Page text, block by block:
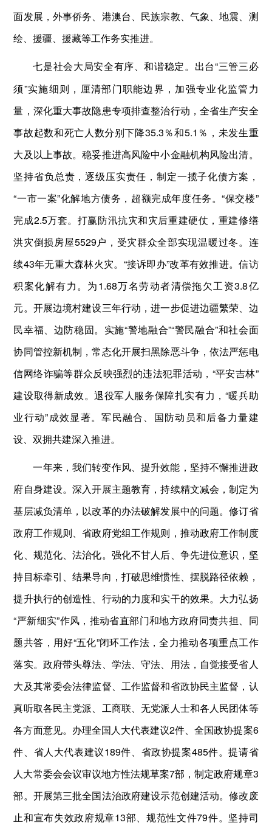
面发展，外事侨务、港澳台、民族宗教、气象、地震、测
绘、援疆、援藏等工作务实推进。
七是社会大局安全有序、和谐稳定。 出台“三管三必
须”实施细则，厘清部门职能边界，加强专业化监管力
量，深化重大事故隐患专项排查整治行动，全省生产安全
事故起数和死亡人数分别下降35.3％和5.1％，未发生重
大及以上事故。稳妥推进高风险中小金融机构风险出清。
坚持省负总责，逐级压实责任，制定一揽子化债方案，
“一市一案”化解地方债务，超额完成年度任务。“保交楼”
完成2.5万套。打赢防汛抗灾和灾后重建硬仗，重建修缮
洪灾倒损房屋5529户，受灾群众全部实现温暖过冬。连
续43年无重大森林火灾。“接诉即办”改革有效推进。信访
积案化解有力。为1.68万名劳动者清偿拖欠工资3.8亿
元。开展边境村建设三年行动，进一步促进边疆繁荣、边
民幸福、边防稳固。实施“警地融合”“警民融合”和社会面
协同管控新机制，常态化开展扫黑除恶斗争，依法严惩电
信网络诈骗等群众反映强烈的违法犯罪活动，“平安吉林”
建设取得新成效。退役军人服务保障扎实有力，“暖兵助
业行动”成效显著。军民融合、国防动员和后备力量建
设、双拥共建深入推进。
一年来，我们转变作风、提升效能，坚持不懈推进政
府自身建设。深入开展主题教育，持续精文减会，制定为
基层减负清单，以改革的办法破解发展中的问题。修订省
政府工作规则、省政府党组工作规则，推动政府工作制度
化、规范化、法治化。强化不甘人后、争先进位意识，坚
持目标牵引、结果导向，打破思维惯性、摆脱路径依赖，
提升执行的创造性、行动的力度和实干的效果。大力弘扬
“严新细实”作风，推动省直部门和地方政府同责共担、同
题共答，用好“五化”闭环工作法，全力推动各项重点工作
落实。政府带头尊法、学法、守法、用法，自觉接受省人
大及其常委会法律监督、工作监督和省政协民主监督，认
真听取各民主党派、工商联、无党派人士和各人民团体等
各方面意见。办理全国人大代表建议2件、全国政协提案6
件、省人大代表建议189件、省政协提案485件。提请省
人大常委会会议审议地方性法规草案7部，制定政府规章3
部。开展第三批全国法治政府建设示范创建活动。修改废
止和宣布失效政府规章13部、规范性文件79件。坚持司